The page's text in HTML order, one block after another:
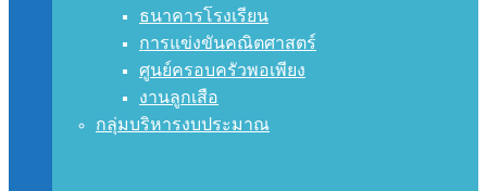
ธนาคารโรงเรียน
การแข่งขันคณิตศาสตร์
ศูนย์ครอบครัวพอเพียง
งานลูกเสือ
กลุ่มบริหารงบประมาณ